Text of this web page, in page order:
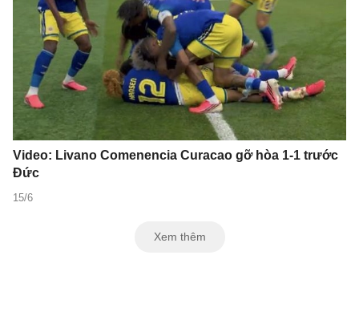
Video: Livano Comenencia Curacao gỡ hòa 1-1 trước
Đức
15/6
Xem thêm